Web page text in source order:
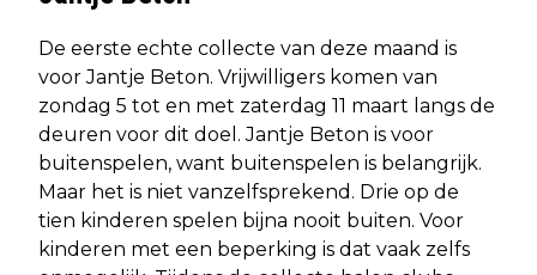
De eerste echte collecte van deze maand is
voor Jantje Beton. Vrijwilligers komen van
zondag 5 tot en met zaterdag 11 maart langs de
deuren voor dit doel. Jantje Beton is voor
buitenspelen, want buitenspelen is belangrijk.
Maar het is niet vanzelfsprekend. Drie op de
tien kinderen spelen bijna nooit buiten. Voor
kinderen met een beperking is dat vaak zelfs